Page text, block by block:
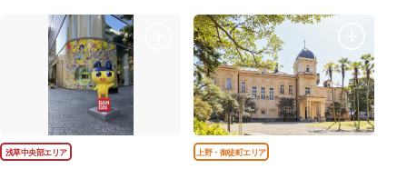
浅草中央部エリア 上野・御徒町エリア